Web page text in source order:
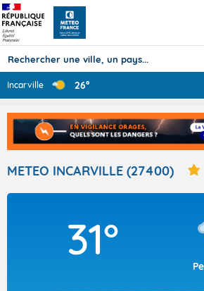
Prévisions
TOUS LES RÉSULTATS
Articles
Incarville 26°
METEO INCARVILLE (27400)
31°